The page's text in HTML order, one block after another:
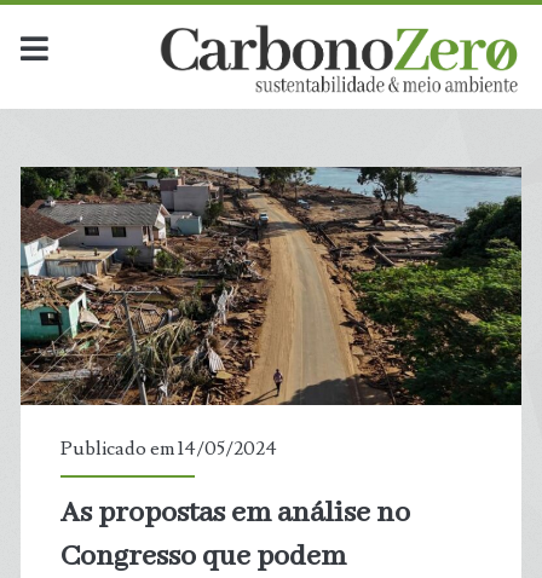
Publicado em 14/05/2024
As propostas em análise no
Congresso que podem